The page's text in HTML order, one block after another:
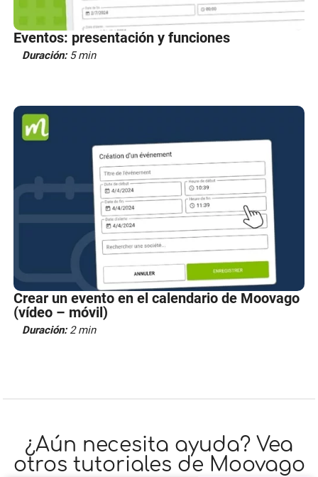
Eventos: presentación y funciones
Duración: 5 min
Crear un evento en el calendario de Moovago
(vídeo – móvil)
Duración: 2 min
¿Aún necesita ayuda? Vea
otros tutoriales de Moovago